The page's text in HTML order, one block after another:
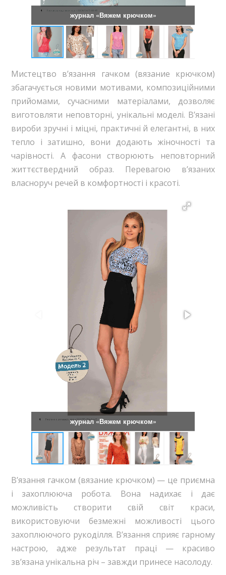
журнал «Вяжем крючком»
Мистецтво в’язання гачком (вязание крючком)
збагачується новими мотивами, композиційними
прийомами, сучасними матеріалами, дозволяє
виготовляти неповторні, унікальні моделі. В’язані
вироби зручні і міцні, практичні й елегантні, в них
тепло і затишно, вони додають жіночності та
чарівності. А фасони створюють неповторний
життєствердний образ. Перевагою в’язаних
власноруч речей в комфортності і красоті.
журнал «Вяжем крючком»
В’язання гачком (вязание крючком) — це приємна
і захоплююча робота. Вона надихає і дає
можливість створити свій світ краси,
використовуючи безмежні можливості цього
захоплюючого рукоділля. В’язання сприяє гарному
настрою, адже результат праці — красиво
зв’язана унікальна річ – завжди принесе насолоду.